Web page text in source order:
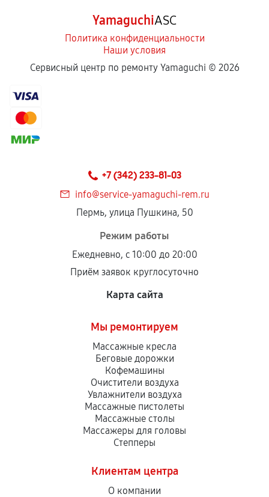
YamaguchiASC
Политика конфиденциальности
Наши условия
Сервисный центр по ремонту Yamaguchi © 2026
+7 (342) 233-81-03
info@service-yamaguchi-rem.ru
Пермь, улица Пушкина, 50
Режим работы
Ежедневно, с 10:00 до 20:00
Приём заявок круглосуточно
Карта сайта
Мы ремонтируем
Массажные кресла
Беговые дорожки
Кофемашины
Очистители воздуха
Увлажнители воздуха
Массажные пистолеты
Массажные столы
Массажеры для головы
Степперы
Клиентам центра
О компании